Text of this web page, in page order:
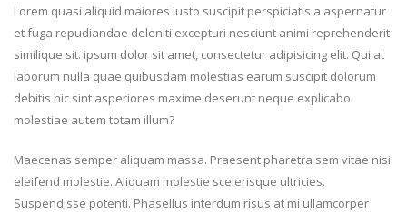
Lorem quasi aliquid maiores iusto suscipit perspiciatis a aspernatur
et fuga repudiandae deleniti excepturi nesciunt animi reprehenderit
similique sit. ipsum dolor sit amet, consectetur adipisicing elit. Qui at
laborum nulla quae quibusdam molestias earum suscipit dolorum
debitis hic sint asperiores maxime deserunt neque explicabo
molestiae autem totam illum?
Maecenas semper aliquam massa. Praesent pharetra sem vitae nisi
eleifend molestie. Aliquam molestie scelerisque ultricies.
Suspendisse potenti. Phasellus interdum risus at mi ullamcorper